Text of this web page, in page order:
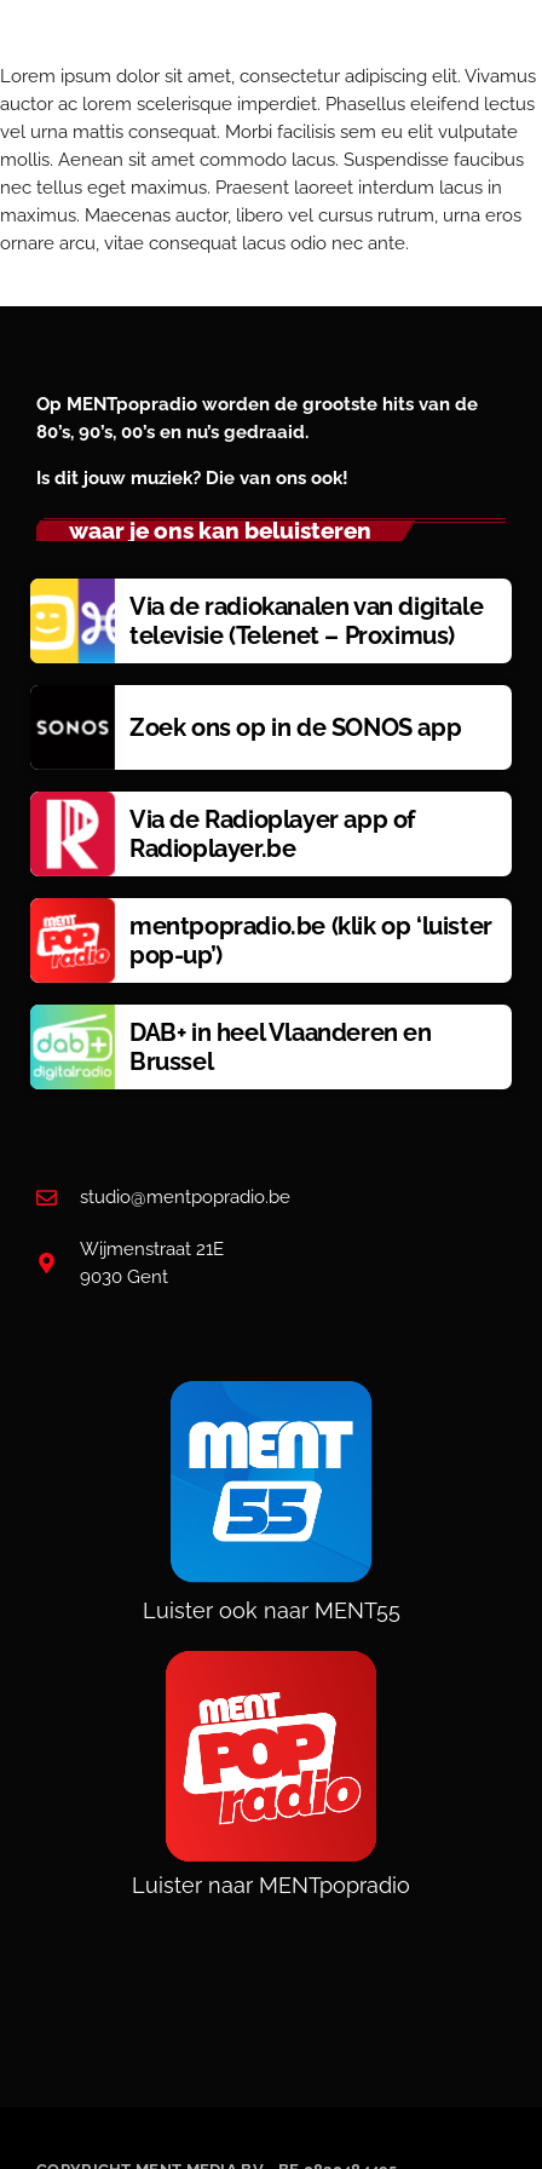
Lorem ipsum dolor sit amet, consectetur adipiscing elit. Vivamus
auctor ac lorem scelerisque imperdiet. Phasellus eleifend lectus
vel urna mattis consequat. Morbi facilisis sem eu elit vulputate
mollis. Aenean sit amet commodo lacus. Suspendisse faucibus
nec tellus eget maximus. Praesent laoreet interdum lacus in
maximus. Maecenas auctor, libero vel cursus rutrum, urna eros
ornare arcu, vitae consequat lacus odio nec ante.
Op MENTpopradio worden de grootste hits van de
80’s, 90’s, 00’s en nu’s gedraaid.
Is dit jouw muziek? Die van ons ook!
waar je ons kan beluisteren
Via de radiokanalen van digitale
televisie (Telenet – Proximus)
Zoek ons op in de SONOS app
Via de Radioplayer app of
Radioplayer.be
mentpopradio.be (klik op ‘luister
pop-up’)
DAB+ in heel Vlaanderen en
Brussel
studio@mentpopradio.be
Wijmenstraat 21E
9030 Gent
Luister ook naar MENT55
Luister naar MENTpopradio